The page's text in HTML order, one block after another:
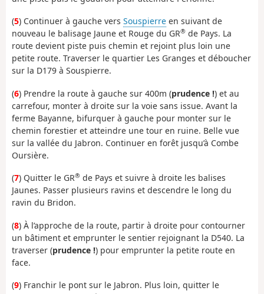
(5) Continuer à gauche vers Souspierre en suivant de
nouveau le balisage Jaune et Rouge du GR® de Pays. La
route devient piste puis chemin et rejoint plus loin une
petite route. Traverser le quartier Les Granges et déboucher
sur la D179 à Souspierre.
(6) Prendre la route à gauche sur 400m (prudence !) et au
carrefour, monter à droite sur la voie sans issue. Avant la
ferme Bayanne, bifurquer à gauche pour monter sur le
chemin forestier et atteindre une tour en ruine. Belle vue
sur la vallée du Jabron. Continuer en forêt jusqu’à Combe
Oursière.
(7) Quitter le GR® de Pays et suivre à droite les balises
Jaunes. Passer plusieurs ravins et descendre le long du
ravin du Bridon.
(8) À l’approche de la route, partir à droite pour contourner
un bâtiment et emprunter le sentier rejoignant la D540. La
traverser (prudence !) pour emprunter la petite route en
face.
(9) Franchir le pont sur le Jabron. Plus loin, quitter le